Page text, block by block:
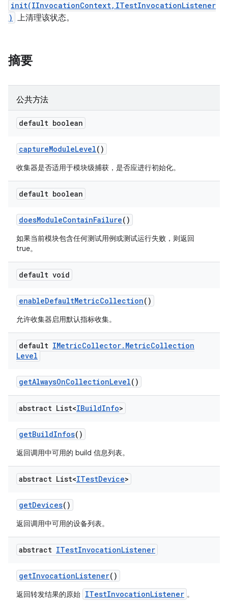
init(IInvocationContext,ITestInvocationListener
) 上清理该状态。
摘要
公共方法
default boolean
captureModuleLevel()
收集器是否适用于模块级捕获，是否应进行初始化。
default boolean
doesModuleContainFailure()
如果当前模块包含任何测试用例或测试运行失败，则返回
true。
default void
enableDefaultMetricCollection()
允许收集器启用默认指标收集。
default IMetricCollector. MetricCollection
Level
getAlwaysOnCollectionLevel()
abstract List<IBuildInfo>
getBuildInfos()
返回调用中可用的 build 信息列表。
abstract List<ITestDevice>
getDevices()
返回调用中可用的设备列表。
abstract ITestInvocationListener
getInvocationListener()
返回转发结果的原始 ITestInvocationListener 。